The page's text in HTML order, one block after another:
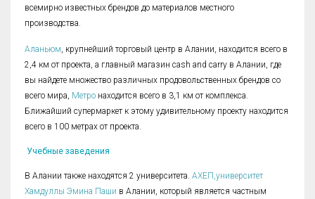
всемирно известных брендов до материалов местного
производства.
Аланьюм, крупнейший торговый центр в Алании, находится всего в
2,4 км от проекта, а главный магазин cash and carry в Алании, где
вы найдете множество различных продовольственных брендов со
всего мира, Mетро находится всего в 3,1 км от комплекса.
Ближайший супермаркет к этому удивительному проекту находится
всего в 100 метрах от проекта.
Учебные заведения
В Алании также находятся 2 университета. АХЕП,университет
Хамдуллы Эмина Паши в Алании, который является частным